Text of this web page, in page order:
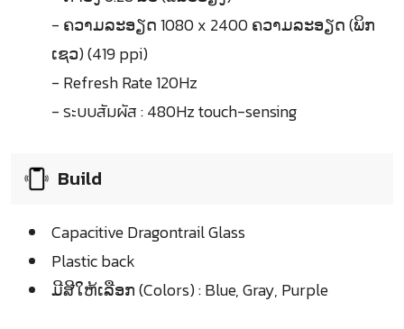
- ຄວາມລະອຽດ 1080 x 2400 ຄວາມລະອຽດ (ພິກ
ເຊວ) (419 ppi)
- Refresh Rate 120Hz
- ระบบสัมผัส : 480Hz touch-sensing
Build
Capacitive Dragontrail Glass
Plastic back
ມີສີໃຫ້ເລືອກ (Colors) : Blue, Gray, Purple